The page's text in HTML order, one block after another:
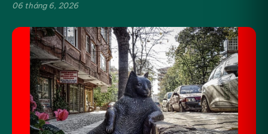
Tìm sản phẩm
06 tháng 6, 2026